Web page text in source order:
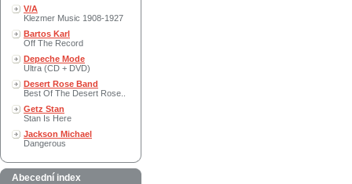
V/A
Klezmer Music 1908-1927
Bartos Karl
Off The Record
Depeche Mode
Ultra (CD + DVD)
Desert Rose Band
Best Of The Desert Rose..
Getz Stan
Stan Is Here
Jackson Michael
Dangerous
Abecední index